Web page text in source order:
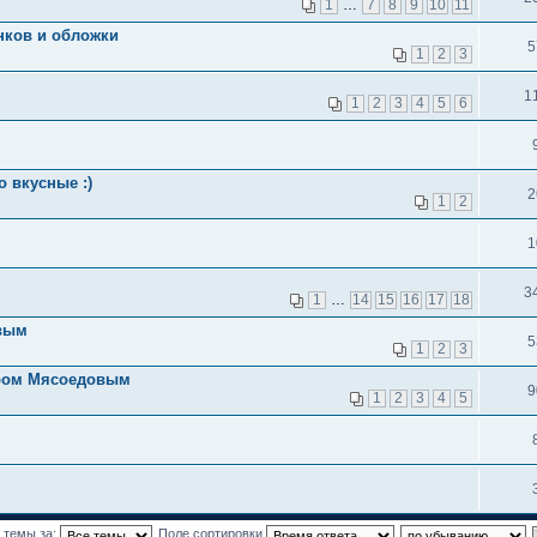
1 7 8 9 10 11
и обложки
1 2 3
1 2 3 4 5 6
вкусные :)
1 2
1 14 15 16 17 18
1 2 3
Мясоедовым
1 2 3 4 5
темы за: Поле сортировки